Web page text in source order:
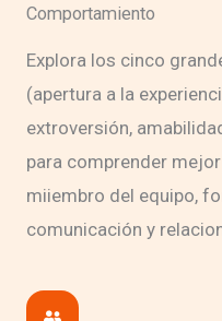
Comportamiento
Explora los cinco
(apertura a la
extroversión,
para comprender
miiembro del equipo,
comunicación y